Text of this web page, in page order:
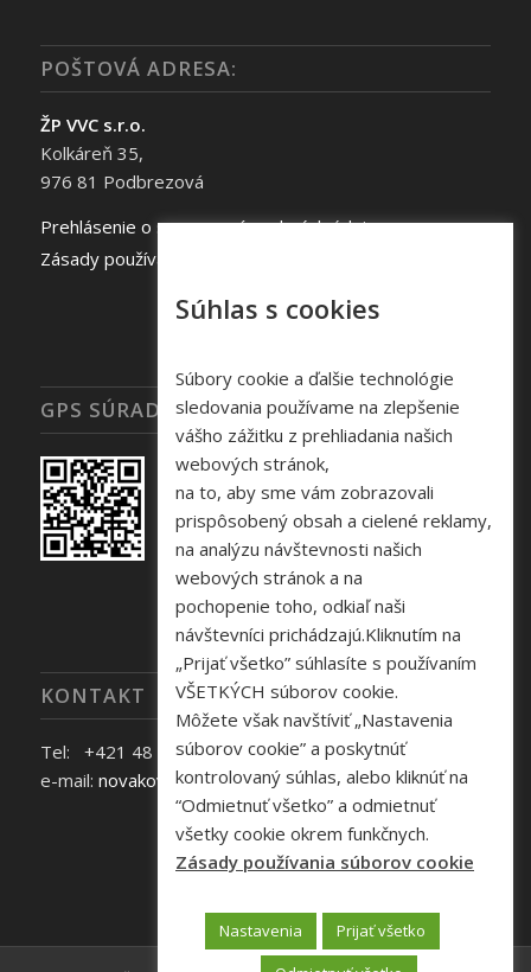
POŠTOVÁ ADRESA:
ŽP VVC s.r.o.
Kolkáreň 35,
976 81 Podbrezová
Prehlásenie o spracovaní osobných údajov
Zásady používania súborov cookie
GPS SÚRADNICE
KONTAKT
Tel: +421 48 645 40 35
e-mail: novakova@zelpo.sk
Súhlas s cookies
Súbory cookie a ďalšie technológie
sledovania používame na zlepšenie
vášho zážitku z prehliadania našich
webových stránok,
na to, aby sme vám zobrazovali
prispôsobený obsah a cielené reklamy,
na analýzu návštevnosti našich
webových stránok a na
pochopenie toho, odkiaľ naši
návštevníci prichádzajú.Kliknutím na
„Prijať všetko” súhlasíte s používaním
VŠETKÝCH súborov cookie.
Môžete však navštíviť „Nastavenia
súborov cookie” a poskytnúť
kontrolovaný súhlas, alebo kliknúť na
“Odmietnuť všetko” a odmietnuť
všetky cookie okrem funkčnych.
Zásady používania súborov cookie
Nastavenia
Prijať všetko